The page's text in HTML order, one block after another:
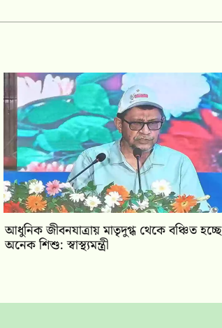
আধুনিক জীবনযাত্রায় মাতৃদুগ্ধ থেকে বঞ্চিত হচ্ছে
অনেক শিশু: স্বাস্থ্যমন্ত্রী